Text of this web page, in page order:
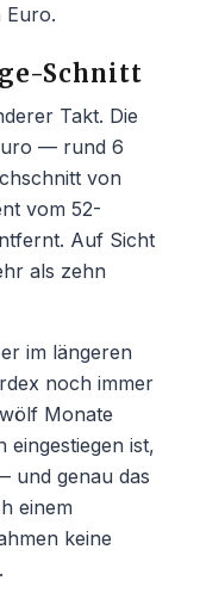
Euro.
Schnitt
Takt. Die
— rund 6
von
vom 52-
Auf Sicht
als zehn
im längeren
noch immer
Monate
ist,
und genau das
einem
keine